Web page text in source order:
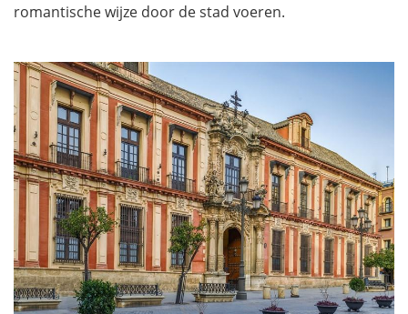
romantische wijze door de stad voeren.